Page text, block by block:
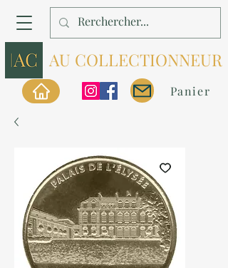
AU COLLECTIONNEUR
Panier